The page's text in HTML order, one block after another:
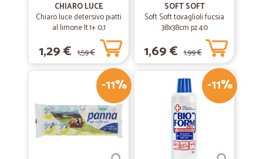
CHIARO LUCE
Chiaro luce detersivo piatti
al limone lt.1+ 0,1
1,29 € 1,59 €
SOFT SOFT
Soft Soft tovaglioli fucsia
38x38cm pz.40
1,69 € 1,99 €
-11% -11%